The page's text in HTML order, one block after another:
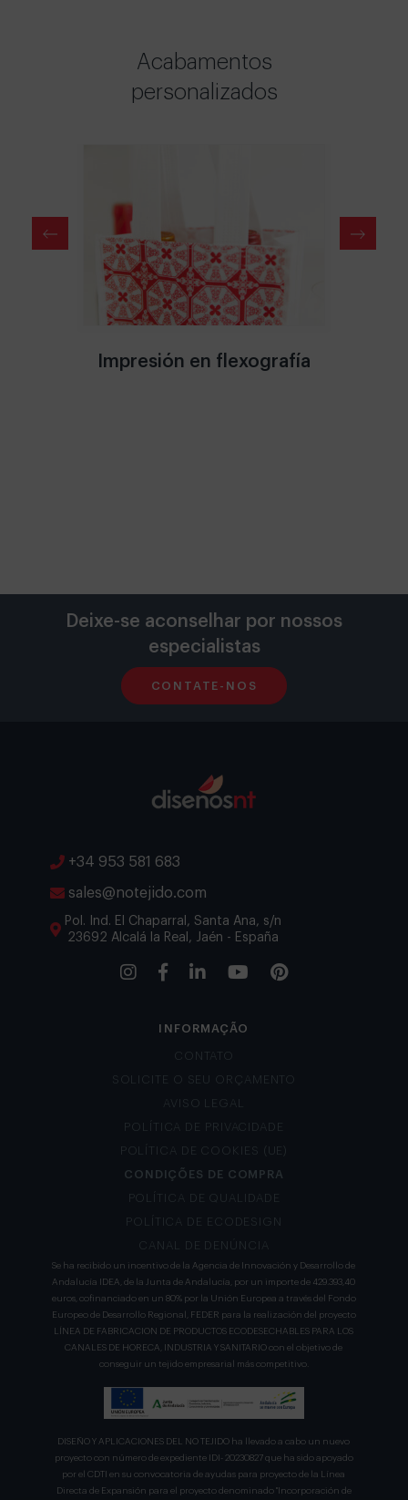
Acabamentos
personalizados
Laminada con asa cinta
Deixe-se aconselhar por nossos
especialistas
CONTATE-NOS
+34 953 581 683
sales@notejido.com
Pol. Ind. El Chaparral, Santa Ana, s/n
23692 Alcalá la Real, Jaén - España
INFORMAÇÃO
CONTATO
SOLICITE O SEU ORÇAMENTO
AVISO LEGAL
POLÍTICA DE PRIVACIDADE
POLÍTICA DE COOKIES (UE)
CONDIÇÕES DE COMPRA
POLÍTICA DE QUALIDADE
POLÍTICA DE ECODESIGN
CANAL DE DENÚNCIA
Se ha recibido un incentivo de la Agencia de Innovación y Desarrollo de
Andalucía IDEA, de la Junta de Andalucía, por un importe de 429.393,40
euros, cofinanciado en un 80% por la Unión Europea a través del Fondo
Europeo de Desarrollo Regional, FEDER para la realización del proyecto
LÍNEA DE FABRICACION DE PRODUCTOS ECODESECHABLES PARA LOS
CANALES DE HORECA, INDUSTRIA Y SANITARIO con el objetivo de
conseguir un tejido empresarial más competitivo.
DISEÑO Y APLICACIONES DEL NO TEJIDO ha llevado a cabo un nuevo
proyecto con número de expediente IDI- 20230827 que ha sido apoyado
por el CDTI en su convocatoria de ayudas para proyecto de la Línea
Directa de Expansión para el proyecto denominado "Incorporación de